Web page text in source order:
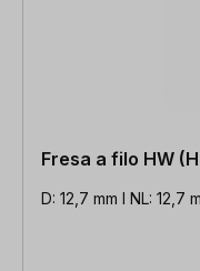
Fresa a filo HW
D: 12,7 mm l NL: 12,7